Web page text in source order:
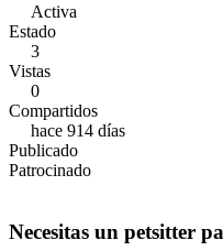
Activa
Estado
3
Vistas
0
Compartidos
hace 914 días
Publicado
Patrocinado
Necesitas un petsitter